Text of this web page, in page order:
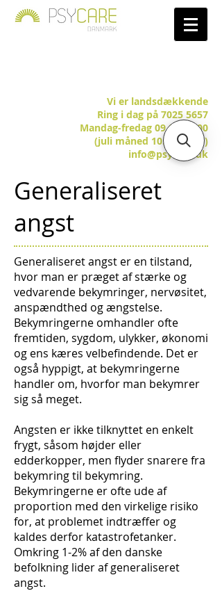
Vi er landsdækkende
Ring i dag på 7025 5657
Mandag-fredag 09.00-15.00
(juli måned 10.00-14.00)
info@psycare.dk
Generaliseret
angst
Generaliseret angst er en tilstand,
hvor man er præget af stærke og
vedvarende bekymringer, nervøsitet,
anspændthed og ængstelse.
Bekymringerne omhandler ofte
fremtiden, sygdom, ulykker, økonomi
og ens kæres velbefindende. Det er
også hyppigt, at bekymringerne
handler om, hvorfor man bekymrer
sig så meget.
Angsten er ikke tilknyttet en enkelt
frygt, såsom højder eller
edderkopper, men flyder snarere fra
bekymring til bekymring.
Bekymringerne er ofte ude af
proportion med den virkelige risiko
for, at problemet indtræffer og
kaldes derfor katastrofetanker.
Omkring 1-2% af den danske
befolkning lider af generaliseret
angst.